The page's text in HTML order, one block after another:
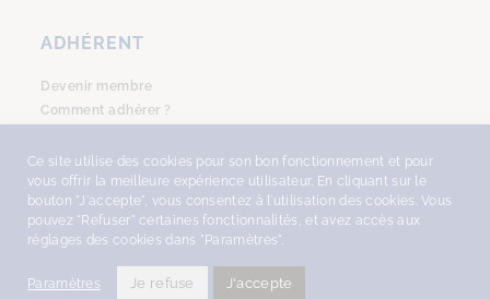
ADHÉRENT
Devenir membre
Comment adhérer ?
WITH ♥︎ BY NEKOSIGN
MENTIONS LÉGALES
Ce site utilise des cookies pour son bon fonctionnement et pour
vous offrir la meilleure expérience utilisateur. En cliquant sur le
bouton "J'accepte", vous consentez à l'utilisation des cookies. Vous
pouvez "Refuser" certaines fonctionnalités, et avez accès aux
réglages des cookies dans "Paramètres".
Paramètres Je refuse J'accepte